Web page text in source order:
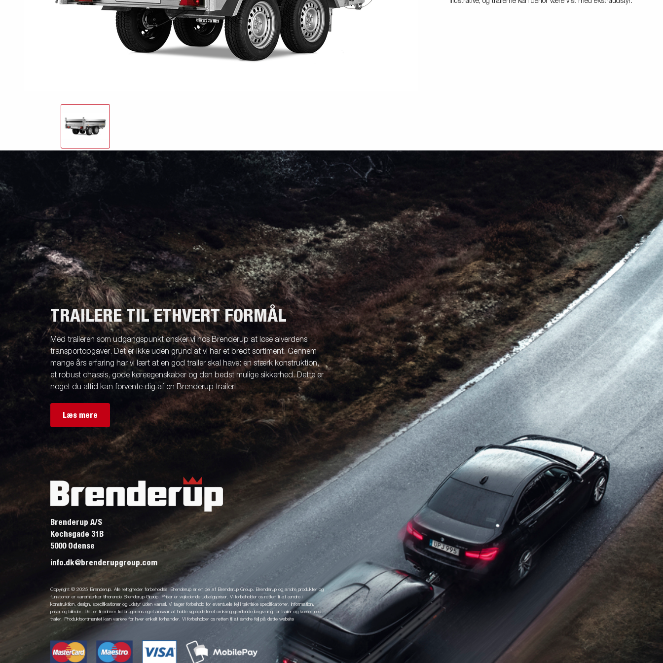
Lukket trailer Trailer med tip Vandsport
Produktguide - Elbil
Bundplader Udstyrskit Tip
Hjul / Fælge /
Skærme
friends
Søsæt båden
Jetski LED
TRAILERE TIL ETHVERT FORMÅL
Med traileren som udgangspunkt ønsker vi hos Brenderup at løse alverdens
transportopgaver. Det er ikke uden grund at vi har et bredt sortiment. Gennem
mange års erfaring har vi lært at en god trailer skal have: en stærk konstruktion,
et robust chassis, gode køreegenskaber og den bedst mulige sikkerhed. Dette er
noget du altid kan forvente dig af en Brenderup trailer!
Læs mere
Brenderup A/S
Kochsgade 31B
5000 Odense
info.dk@brenderupgroup.com
Copyright © 2025 Brenderup. Alle rettigheder forbeholdes. Brenderup er en del af Brenderup Group. Brenderup og andre produkter og
funktioner er varemærker tilhørende Brenderup Group. Priser er vejledende udsalgspriser. Vi forbeholder os retten til at ændre i
konstruktion, design, specifikationer og udstyr uden varsel. Vi tager forbehold for eventuelle fejl i tekniske specifikationer, information,
priser og billeder. Det er til enhver tid brugerens eget ansvar at holde sig opdateret omkring gældende lovgivning for trailer og kørsel med
trailer. Produktsortimentet kan variere for hver enkelt forhandler. Vi forbeholder os retten til at ændre fejl på dette website